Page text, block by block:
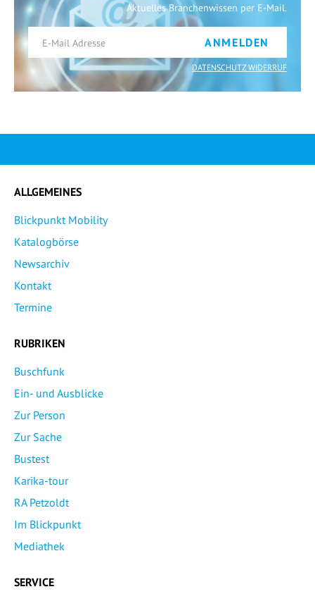
Aktuelles Branchenwissen per E-Mail.
ANMELDEN
DATENSCHUTZ WIDERRUF
ALLGEMEINES
Blickpunkt Mobility
Katalogbörse
Newsarchiv
Kontakt
Termine
RUBRIKEN
Buschfunk
Ein- und Ausblicke
Zur Person
Zur Sache
Bustest
Karika-tour
RA Petzoldt
Im Blickpunkt
Mediathek
SERVICE